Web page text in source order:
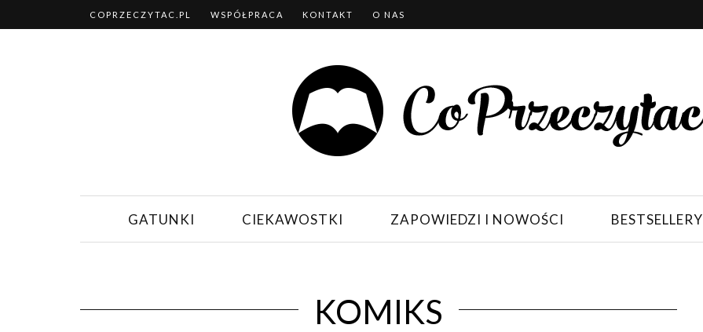
COPRZECZYTAC.PL WSPÓŁPRACA KONTAKT O NAS
GATUNKI CIEKAWOSTKI ZAPOWIEDZI I NOWOŚCI BESTSELLERY
KOMIKS